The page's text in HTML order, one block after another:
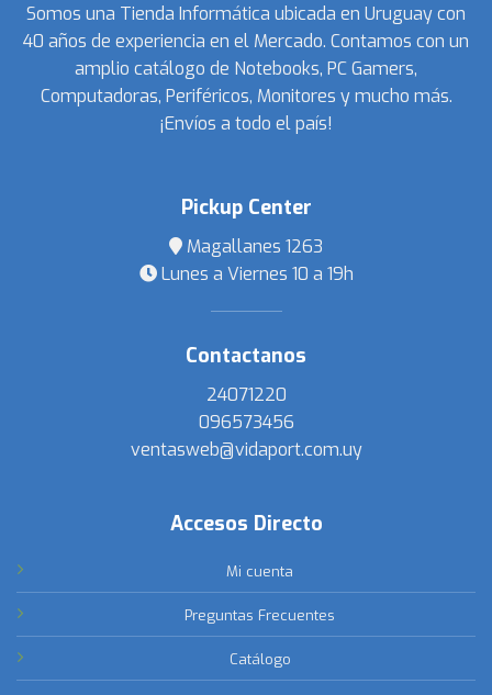
Somos una Tienda Informática ubicada en Uruguay con
40 años de experiencia en el Mercado. Contamos con un
amplio catálogo de Notebooks, PC Gamers,
Computadoras, Periféricos, Monitores y mucho más.
¡Envíos a todo el país!
Pickup Center
Magallanes 1263
Lunes a Viernes 10 a 19h
Contactanos
24071220
096573456
ventasweb@vidaport.com.uy
Accesos Directo
Mi cuenta
Preguntas Frecuentes
Catálogo